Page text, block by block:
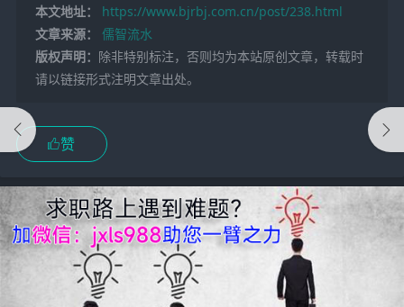
本文地址：
https://www.bjrbj.com.cn/post/238.html
文章来源：
儒智流水
版权声明： 除非特别标注，否则均为本站原创文章，转载时
请以链接形式注明文章出处。
赞